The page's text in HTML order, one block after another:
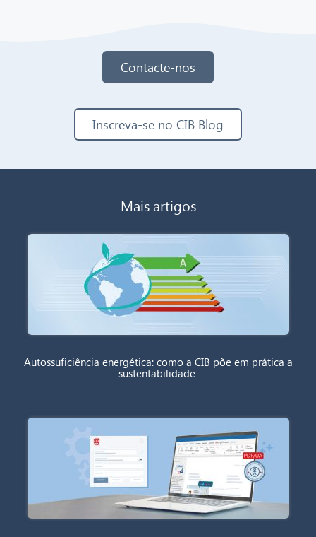
Contacte-nos
Inscreva-se no CIB Blog
Mais artigos
Autossuficiência energética: como a CIB põe em prática a
sustentabilidade